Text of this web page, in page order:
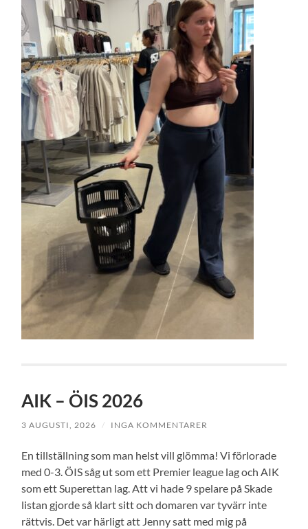
AIK – ÖIS 2026
3 AUGUSTI, 2026 / INGA KOMMENTARER
En tillställning som man helst vill glömma! Vi förlorade
med 0-3. ÖIS såg ut som ett Premier league lag och AIK
som ett Superettan lag. Att vi hade 9 spelare på Skade
listan gjorde så klart sitt och domaren var tyvärr inte
rättvis. Det var härligt att Jenny satt med mig på